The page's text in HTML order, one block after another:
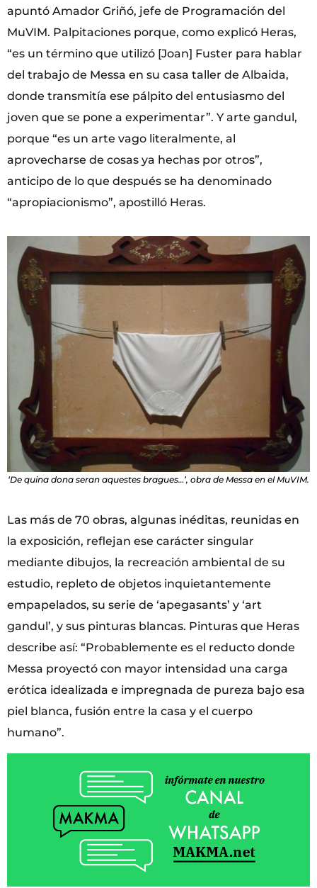
apuntó Amador Griñó, jefe de Programación del
MuVIM. Palpitaciones porque, como explicó Heras,
“es un término que utilizó [Joan] Fuster para hablar
del trabajo de Messa en su casa taller de Albaida,
donde transmitía ese pálpito del entusiasmo del
joven que se pone a experimentar”. Y arte gandul,
porque “es un arte vago literalmente, al
aprovecharse de cosas ya hechas por otros”,
anticipo de lo que después se ha denominado
“apropiacionismo”, apostilló Heras.
‘De quina dona seran aquestes bragues…’, obra de Messa en el MuVIM.
Las más de 70 obras, algunas inéditas, reunidas en
la exposición, reflejan ese carácter singular
mediante dibujos, la recreación ambiental de su
estudio, repleto de objetos inquietantemente
empapelados, su serie de ‘apegasants’ y ‘art
gandul’, y sus pinturas blancas. Pinturas que Heras
describe así: “Probablemente es el reducto donde
Messa proyectó con mayor intensidad una carga
erótica idealizada e impregnada de pureza bajo esa
piel blanca, fusión entre la casa y el cuerpo
humano”.